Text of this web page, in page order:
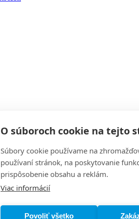
O súboroch cookie na tejto
Súbory cookie používame na
používaní stránok, na poskytovanie
prispôsobenie obsahu a reklám.
Viac informácií
Povoliť všetko